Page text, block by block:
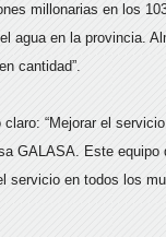
millonarias en los
agua en la provincia.
cantidad”.
“Mejorar el
GALASA. Este equipo
servicio en todos los